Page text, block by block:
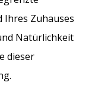
Ihres Zuhauses
Natürlichkeit
dieser